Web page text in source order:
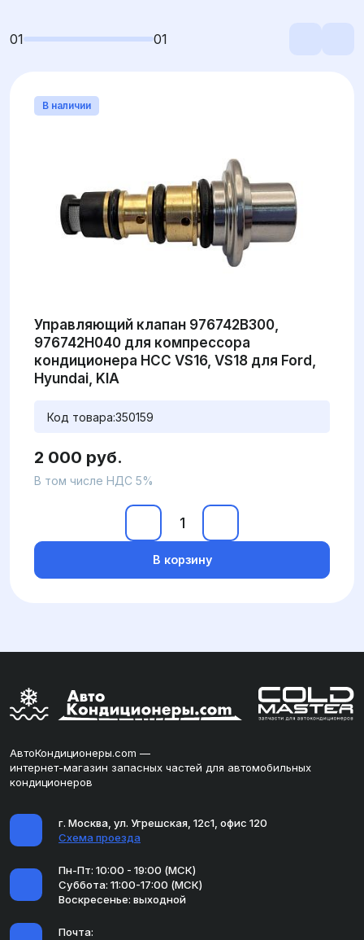
01 01
В наличии
Управляющий клапан 976742B300,
976742H040 для компрессора
кондиционера HCC VS16, VS18 для Ford,
Hyundai, KIA
Код товара:350159
2 000 руб.
В том числе НДС 5%
В корзину
АвтоКондиционеры.com —
интернет-магазин запасных частей для автомобильных
кондиционеров
г. Москва, ул. Угрешская, 12с1, офис 120
Схема проезда
Пн-Пт: 10:00 - 19:00 (МСК)
Суббота: 11:00-17:00 (МСК)
Воскресенье: выходной
Почта: